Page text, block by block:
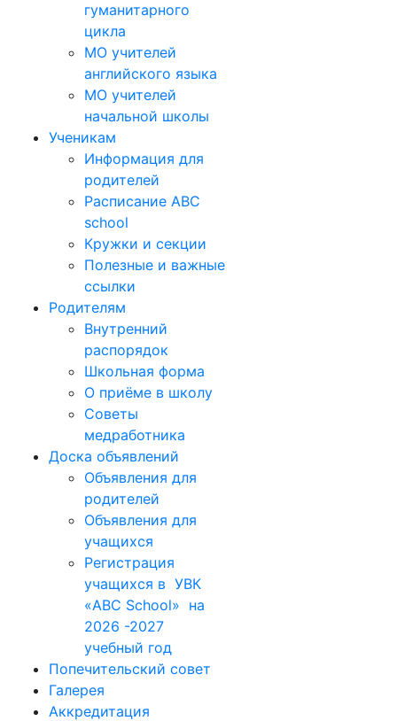
гуманитарного
цикла
МО учителей
английского языка
МО учителей
начальной школы
Ученикам
Информация для
родителей
Расписание ABC
school
Кружки и секции
Полезные и важные
ссылки
Родителям
Внутренний
распорядок
Школьная форма
О приёме в школу
Советы
медработника
Доска объявлений
Объявления для
родителей
Объявления для
учащихся
Регистрация
учащихся в УВК
«ABC School» на
2026 -2027
учебный год
Попечительский совет
Галерея
Аккредитация